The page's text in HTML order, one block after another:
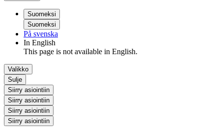
Suomeksi
Suomeksi
På svenska
In English
This page is not available in English.
Valikko
Sulje
Siirry asiointiin
Siirry asiointiin
Siirry asiointiin
Siirry asiointiin